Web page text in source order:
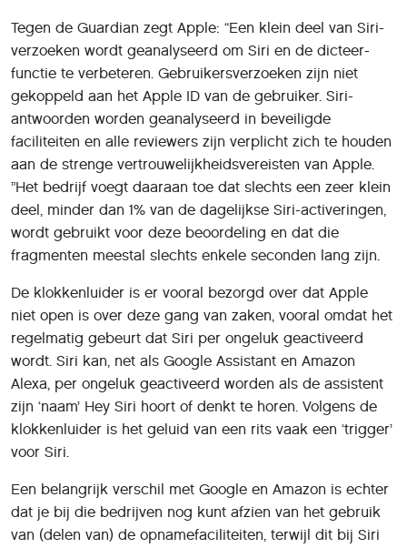
Tegen de Guardian zegt Apple: “Een klein deel van Siri-
verzoeken wordt geanalyseerd om Siri en de dicteer-
functie te verbeteren. Gebruikersverzoeken zijn niet
gekoppeld aan het Apple ID van de gebruiker. Siri-
antwoorden worden geanalyseerd in beveiligde
faciliteiten en alle reviewers zijn verplicht zich te houden
aan de strenge vertrouwelijkheidsvereisten van Apple.
”Het bedrijf voegt daaraan toe dat slechts een zeer klein
deel, minder dan 1% van de dagelijkse Siri-activeringen,
wordt gebruikt voor deze beoordeling en dat die
fragmenten meestal slechts enkele seconden lang zijn.
De klokkenluider is er vooral bezorgd over dat Apple
niet open is over deze gang van zaken, vooral omdat het
regelmatig gebeurt dat Siri per ongeluk geactiveerd
wordt. Siri kan, net als Google Assistant en Amazon
Alexa, per ongeluk geactiveerd worden als de assistent
zijn ‘naam’ Hey Siri hoort of denkt te horen. Volgens de
klokkenluider is het geluid van een rits vaak een ‘trigger’
voor Siri.
Een belangrijk verschil met Google en Amazon is echter
dat je bij die bedrijven nog kunt afzien van het gebruik
van (delen van) de opnamefaciliteiten, terwijl dit bij Siri